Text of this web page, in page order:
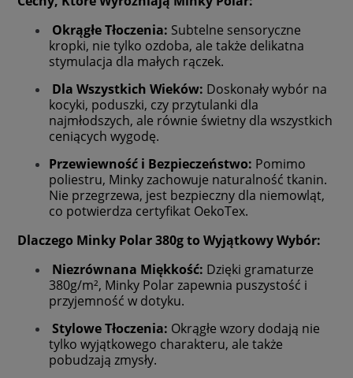
Okrągłe Tłoczenia: Subtelne sensoryczne
kropki, nie tylko ozdoba, ale także delikatna
stymulacja dla małych rączek.
Dla Wszystkich Wieków: Doskonały wybór na
kocyki, poduszki, czy przytulanki dla
najmłodszych, ale równie świetny dla wszystkich
ceniących wygodę.
Przewiewność i Bezpieczeństwo: Pomimo
poliestru, Minky zachowuje naturalność tkanin.
Nie przegrzewa, jest bezpieczny dla niemowląt,
co potwierdza certyfikat OekoTex.
Dlaczego Minky Polar 380g to Wyjątkowy Wybór:
Niezrównana Miękkość: Dzięki gramaturze
380g/m², Minky Polar zapewnia puszystość i
przyjemność w dotyku.
Stylowe Tłoczenia: Okrągłe wzory dodają nie
tylko wyjątkowego charakteru, ale także
pobudzają zmysły.